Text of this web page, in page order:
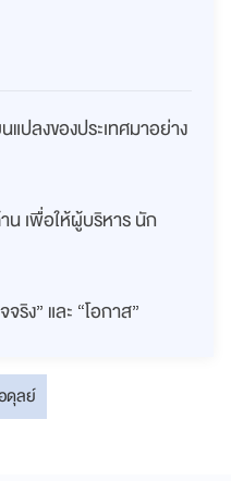
ปลงของประเทศมาอย่าง
เพื่อให้ผู้บริหาร นัก
ริง” และ “โอกาส”
ดุลย์